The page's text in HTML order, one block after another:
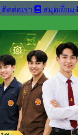
ติดต่อเรา สมุดเยี่ยม